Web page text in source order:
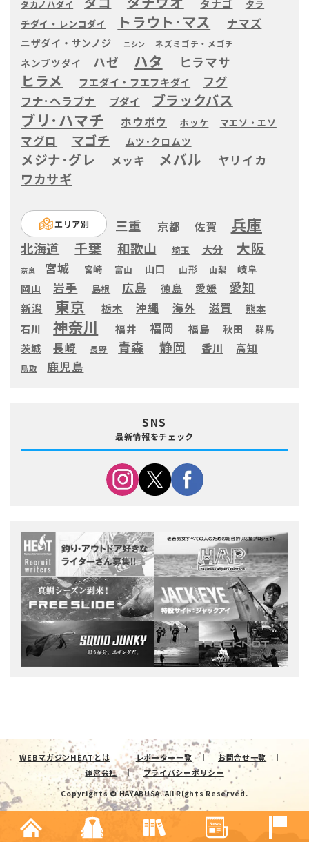
タカノハダイ タナゴ
タラ
チダイ・レンコダイ
トラウト･マス ナマズ
ニザダイ・サンノジ ニシン ネズミゴチ・メゴチ
ネンブツダイ ハゼ ハタ ヒラマサ
ヒラメ フエダイ・フエフキダイ フグ
フナ･ヘラブナ ブダイ ブラックバス
ブリ･ハマチ ホウボウ ホッケ マエソ・エソ
マグロ マゴチ ムツ･クロムツ
メジナ･グレ メッキ メバル ヤリイカ
ワカサギ
エリア別 三重 京都 佐賀 兵庫
北海道 千葉 和歌山 埼玉 大分 大阪
奈良 宮城 宮崎 富山 山口 山形 山梨
岐阜
岡山
岩手 島根 広島 徳島 愛媛 愛知
新潟 東京 栃木 沖縄 海外 滋賀
熊本
石川
神奈川 福井 福岡 福島 秋田 群馬
茨城 長崎 長野 青森 静岡 香川 高知
鳥取 鹿児島
SNS
最新情報をチェック
WEBマガジンHEATとは レポーター一覧
お問合せ一覧
運営会社
プライバシーポリシー
Copyrights © HAYABUSA. All Rights Reserved.